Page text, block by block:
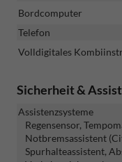
Bordcomputer
Telefon
Volldigitales
Sicherheit &
Assistenzsysteme
Regensensor,
Notbremsassistent
Spurhalteassistent,